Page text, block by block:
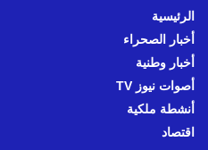
الرئيسية
أخبار الصحراء
أخبار وطنية
أصوات نيوز TV
أنشطة ملكية
اقتصاد